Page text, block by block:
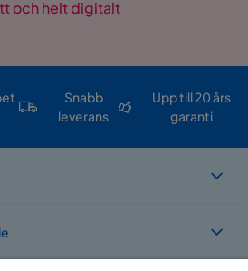
och helt digitalt
Snabb
leverans
Upp till 20 års
garanti